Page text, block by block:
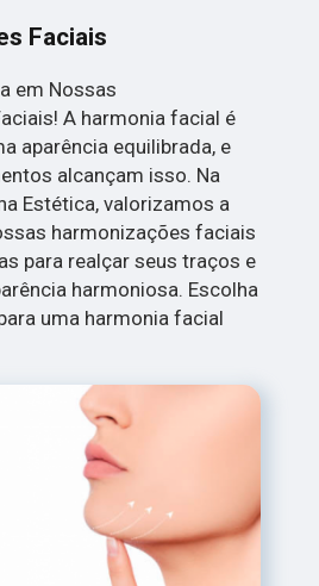
Faciais
em Nossas
A harmonia facial é
aparência equilibrada, e
alcançam isso. Na
Estética, valorizamos a
harmonizações faciais
para realçar seus traços e
harmoniosa. Escolha
uma harmonia facial